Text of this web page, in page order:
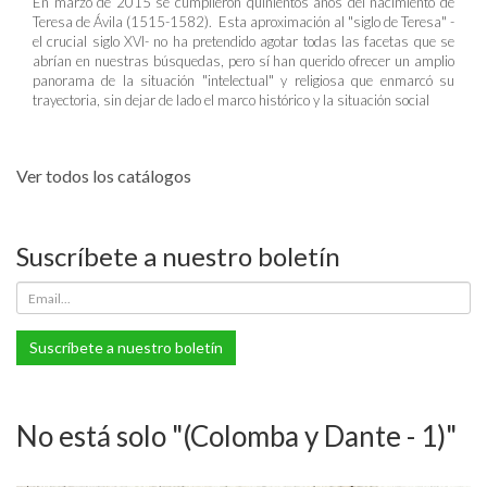
Teresa de Ávila (1515-1582). Esta aproximación al "siglo de Teresa" -
el crucial siglo XVI- no ha pretendido agotar todas las facetas que se
abrían en nuestras búsquedas, pero sí han querido ofrecer un amplio
panorama de la situación "intelectual" y religiosa que enmarcó su
trayectoria, sin dejar de lado el marco histórico y la situación social
Ver todos los catálogos
Suscríbete a nuestro boletín
Suscríbete a nuestro boletín
No está solo "(Colomba y Dante - 1)"